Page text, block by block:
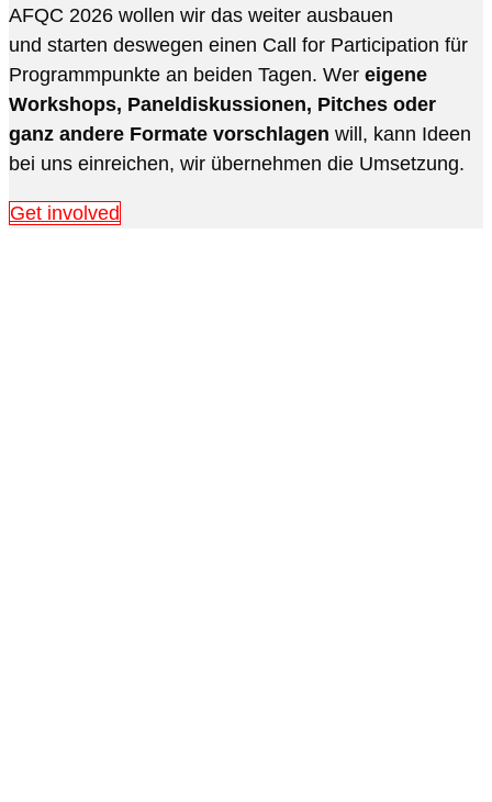
AFQC 2026 wollen wir das weiter ausbauen
und starten deswegen einen Call for Participation für
Programmpunkte an beiden Tagen. Wer eigene
Workshops, Paneldiskussionen, Pitches oder
ganz andere Formate vorschlagen will, kann Ideen
bei uns einreichen, wir übernehmen die Umsetzung.
Get involved